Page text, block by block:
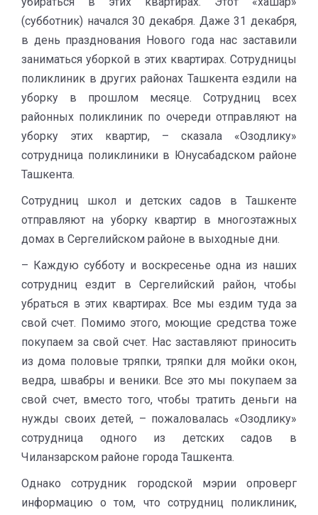
(субботник) начался 30 декабря. Даже 31 декабря,
в день празднования Нового года нас заставили
заниматься уборкой в этих квартирах. Сотрудницы
поликлиник в других районах Ташкента ездили на
уборку в прошлом месяце. Сотрудниц всех
районных поликлиник по очереди отправляют на
уборку этих квартир, – сказала «Озодлику»
сотрудница поликлиники в Юнусабадском районе
Ташкента.
Сотрудниц школ и детских садов в Ташкенте
отправляют на уборку квартир в многоэтажных
домах в Сергелийском районе в выходные дни.
– Каждую субботу и воскресенье одна из наших
сотрудниц ездит в Сергелийский район, чтобы
убраться в этих квартирах. Все мы ездим туда за
свой счет. Помимо этого, моющие средства тоже
покупаем за свой счет. Нас заставляют приносить
из дома половые тряпки, тряпки для мойки окон,
ведра, швабры и веники. Все это мы покупаем за
свой счет, вместо того, чтобы тратить деньги на
нужды своих детей, – пожаловалась «Озодлику»
сотрудница одного из детских садов в
Чиланзарском районе города Ташкента.
Однако сотрудник городской мэрии опроверг
информацию о том, что сотрудниц поликлиник,